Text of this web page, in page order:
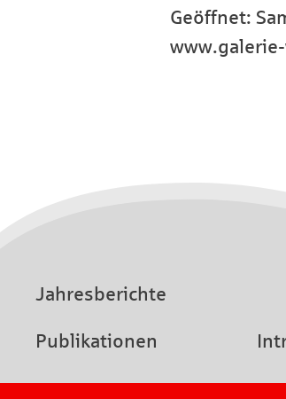
Geöffnet:
Jahresberichte
Publikationen